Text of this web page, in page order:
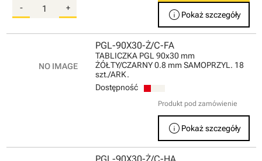
- + info Pokaż szczegóły
PGL-90X30-Ż/C-FA
TABLICZKA PGL 90x30 mm
ŻÓŁTY/CZARNY 0.8 mm SAMOPRZYL. 18
szt./ARK.
Dostępność
Produkt pod zamówienie
info Pokaż szczegóły